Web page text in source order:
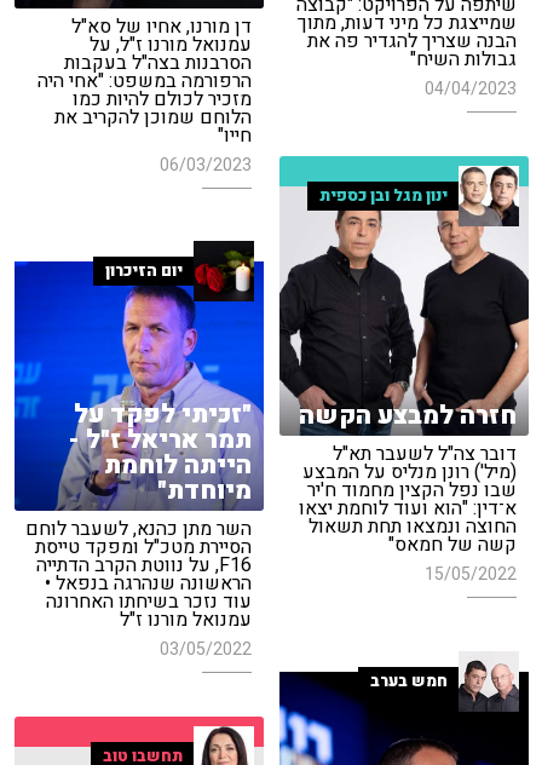
שמייצגת כל מיני דעות, מתוך
הבנה שצריך להגדיר פה את
גבולות השיח"
04/04/2023
דן מורנו, אחיו של סא"ל
עמנואל מורנו ז"ל, על
הסרבנות בצה"ל בעקבות
הרפורמה במשפט: "אחי היה
מזכיר לכולם להיות כמו
הלוחם שמוכן להקריב את
חייו"
06/03/2023
ינון מגל ובן כספית
חזרה למבצע הקשה
דובר צה"ל לשעבר תא"ל
(מיל') רונן מנליס על המבצע
שבו נפל הקצין מחמוד ח'יר
א־דין: "הוא ועוד לוחמת יצאו
החוצה ונמצאו תחת תשאול
קשה של חמאס"
15/05/2022
יום הזיכרון
"זכיתי לפקד על
תמר אריאל ז"ל -
הייתה לוחמת
מיוחדת"
השר מתן כהנא, לשעבר לוחם
הסיירת מטכ"ל ומפקד טייסת
F16, על נווטת הקרב הדתייה
הראשונה שנהרגה בנפאל •
עוד נזכר בשיחתו האחרונה
עמנואל מורנו ז"ל
03/05/2022
חמש בערב
תחשבו טוב